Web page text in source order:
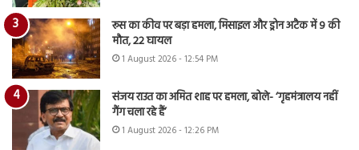
रूस का कीव पर बड़ा हमला, मिसाइल और ड्रोन अटैक में 9 की
मौत, 22 घायल
1 August 2026 - 12:54 PM
संजय राउत का अमित शाह पर हमला, बोले- ‘गृहमंत्रालय नहीं
गैंग चला रहे हैं’
1 August 2026 - 12:26 PM